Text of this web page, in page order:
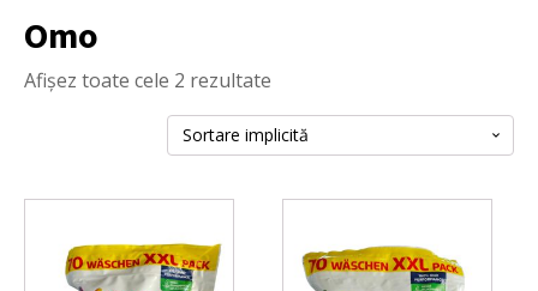
Omo
Afișez toate cele 2 rezultate